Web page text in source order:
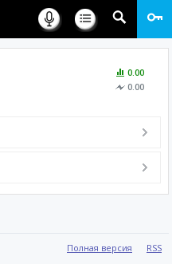
0.00
0.00
Полная версия RSS